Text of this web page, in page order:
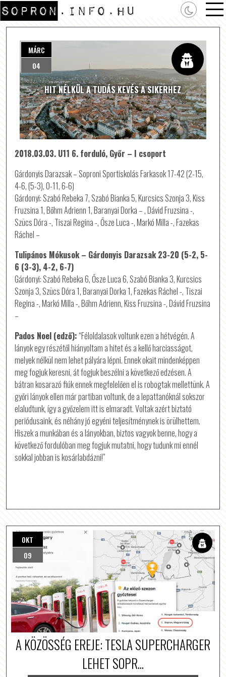
HIT NÉLKÜL A TUDÁS KEVÉS A SIKERHEZ
MÁRC
04
2018.03.03. U11 6. forduló, Győr – I csoport
Gárdonyis Darazsak – Soproni Sportiskolás Farkasok 17-42 (2-15,
4-6, (5-3), 0-11, 6-6)
Gárdonyi: Szabó Rebeka 7, Szabó Bianka 5, Kurcsics Szonja 3, Kiss
Fruzsina 1, Bőhm Adrienn 1, Baranyai Dorka – , Dávid Fruzsina -,
Szücs Dóra -, Tiszai Regina -, Ősze Luca -, Markó Milla -, Fazekas
Ráchel –
Tulipános Mókusok – Gárdonyis Darazsak 23-20 (5-2, 5-
6 (3-3), 4-2, 6-7)
Gárdonyi: Szabó Rebeka 6, Ősze Luca 6, Szabó Bianka 3, Kurcsics
Szonja 3, Szücs Dóra 1, Baranyai Dorka 1, Fazekas Ráchel -, Tiszai
Regina -, Markó Milla -, Bőhm Adrienn, Kiss Fruzsina -, Dávid Fruzsina
–
Pados Noel (edző):“Féloldalasok voltunk ezen a hétvégén. A
lányok egy részétől hiányoltam a hitet és a kellő harciasságot,
melyek nélkül nem lehet pályára lépni. Ennek okait mindenképpen
meg fogjuk keresni, át fogjuk beszélni a következő edzésen. A
bátran kosarazó fiúk ennek megfelelően el is robogtak mellettünk. A
győri lányok ellen már partiban voltunk, de a lepattanóknál sokszor
elaludtunk, így a győzelem itt is elmaradt. Voltak azért biztató
periódusaink, és néhány jó egyéni teljesítménynek is örülhettem.
Hiszek a munkában és a lányokban, biztos vagyok benne, hogy a
következő fordulóban meg fogjuk mutatni, hogy tudunk mi ennél
sokkal jobban is kosárlabdázni!”
OKT
09
A KÖZÖSSÉG EREJE: TESLA SUPERCHARGER
LEHET SOPR...